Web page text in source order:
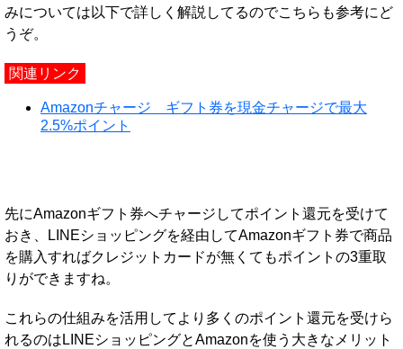
みについては以下で詳しく解説してるのでこちらも参考にど
うぞ。
関連リンク
Amazonチャージ ギフト券を現金チャージで最大
2.5%ポイント
先にAmazonギフト券へチャージしてポイント還元を受けて
おき、LINEショッピングを経由してAmazonギフト券で商品
を購入すればクレジットカードが無くてもポイントの3重取
りができますね。
これらの仕組みを活用してより多くのポイント還元を受けら
れるのはLINEショッピングとAmazonを使う大きなメリット